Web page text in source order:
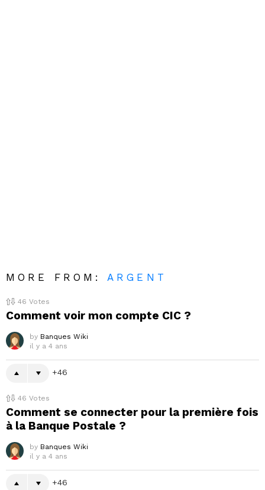
MORE FROM:ARGENT
46 Votes
Comment voir mon compte CIC ?
by Banques Wiki
il y a 4 ans
46
46 Votes
Comment se connecter pour la première fois
à la Banque Postale ?
by Banques Wiki
il y a 4 ans
46